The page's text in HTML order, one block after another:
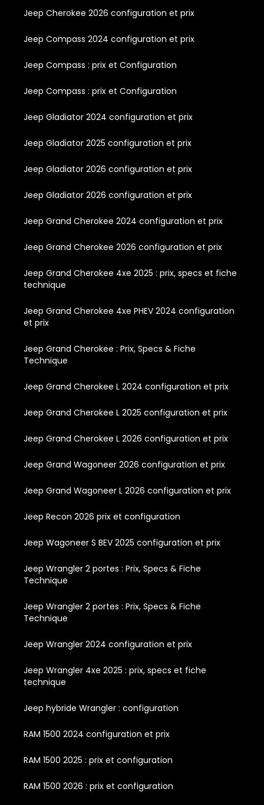
Jeep Cherokee 2026 configuration et prix
Jeep Compass 2024 configuration et prix
Jeep Compass : prix et Configuration
Jeep Compass : prix et Configuration
Jeep Gladiator 2024 configuration et prix
Jeep Gladiator 2025 configuration et prix
Jeep Gladiator 2026 configuration et prix
Jeep Gladiator 2026 configuration et prix
Jeep Grand Cherokee 2024 configuration et prix
Jeep Grand Cherokee 2026 configuration et prix
Jeep Grand Cherokee 4xe 2025 : prix, specs et fiche
technique
Jeep Grand Cherokee 4xe PHEV 2024 configuration
et prix
Jeep Grand Cherokee : Prix, Specs & Fiche
Technique
Jeep Grand Cherokee L 2024 configuration et prix
Jeep Grand Cherokee L 2025 configuration et prix
Jeep Grand Cherokee L 2026 configuration et prix
Jeep Grand Wagoneer 2026 configuration et prix
Jeep Grand Wagoneer L 2026 configuration et prix
Jeep Recon 2026 prix et configuration
Jeep Wagoneer S BEV 2025 configuration et prix
Jeep Wrangler 2 portes : Prix, Specs & Fiche
Technique
Jeep Wrangler 2 portes : Prix, Specs & Fiche
Technique
Jeep Wrangler 2024 configuration et prix
Jeep Wrangler 4xe 2025 : prix, specs et fiche
technique
Jeep hybride Wrangler : configuration
RAM 1500 2024 configuration et prix
RAM 1500 2025 : prix et configuration
RAM 1500 2026 : prix et configuration